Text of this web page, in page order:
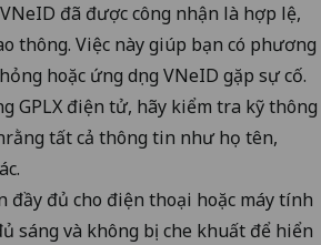
đã được công nhận là hợp lệ,
thông. Việc này giúp bạn có phương
hoặc ứng dụng VNeID gặp sự cố.
GPLX điện tử, hãy kiểm tra kỹ thông
tất cả thông tin như họ tên,
đầy đủ cho điện thoại hoặc máy tính
sáng và không bị che khuất để hiển